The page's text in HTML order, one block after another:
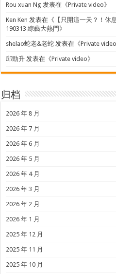
Rou xuan Ng 发表在《Private video》
Ken Ken 发表在《 【只開這一天？！休
190313 綜藝大熱門 》
shelao蛇老&老蛇 发表在《Private video
邱勁升 发表在《Private video》
归档
2026 年 8 月
2026 年 7 月
2026 年 6 月
2026 年 5 月
2026 年 4 月
2026 年 3 月
2026 年 2 月
2026 年 1 月
2025 年 12 月
2025 年 11 月
2025 年 10 月